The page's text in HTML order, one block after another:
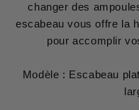
changer des
escabeau vous offre la
pour accomplir
Modèle : Escabeau